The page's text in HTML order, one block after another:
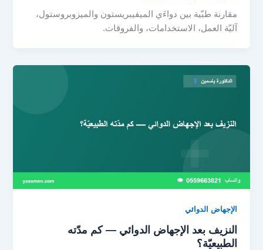
مقارنة طبّية بين دواءَي الميفيبريستون والميزوبروستول،
آليّة العمل، الاستخدامات، والفروقات.
الإجهاض الدوائي
النزيف بعد الإجهاض الدوائي — كم مدّته
الطبيعيّة؟